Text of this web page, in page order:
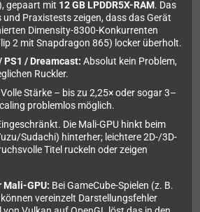
gepaart mit 12 GB LPDDR5X-RAM. Das
und Praxistests zeigen, dass das Gerät
Dimensity-8300-Konkurrenten
2 mit Snapdragon 865) locker überholt.
PS1 / Dreamcast: Absolut kein Problem,
Ruckler.
Volle Stärke – bis zu 2,25× oder sogar 3–
problemlos möglich.
Die Mali-GPU hinkt beim
Sudachi) hinterher; leichtere 2D-/3D-
Titel ruckeln oder zeigen
Mali-GPU: Bei GameCube-Spielen (z. B.
vereinzelt Darstellungsfehler